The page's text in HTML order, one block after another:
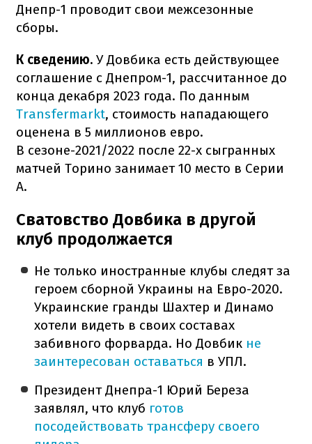
Днепр-1 проводит свои межсезонные
сборы.
К сведению. У Довбика есть действующее
соглашение с Днепром-1, рассчитанное до
конца декабря 2023 года. По данным
Transfermarkt, стоимость нападающего
оценена в 5 миллионов евро.
В сезоне-2021/2022 после 22-х сыгранных
матчей Торино занимает 10 место в Серии
А.
Сватовство Довбика в другой
клуб продолжается
Не только иностранные клубы следят за
героем сборной Украины на Евро-2020.
Украинские гранды Шахтер и Динамо
хотели видеть в своих составах
забивного форварда. Но Довбик не
заинтересован оставаться в УПЛ.
Президент Днепра-1 Юрий Береза ​​
заявлял, что клуб готов
посодействовать трансферу своего